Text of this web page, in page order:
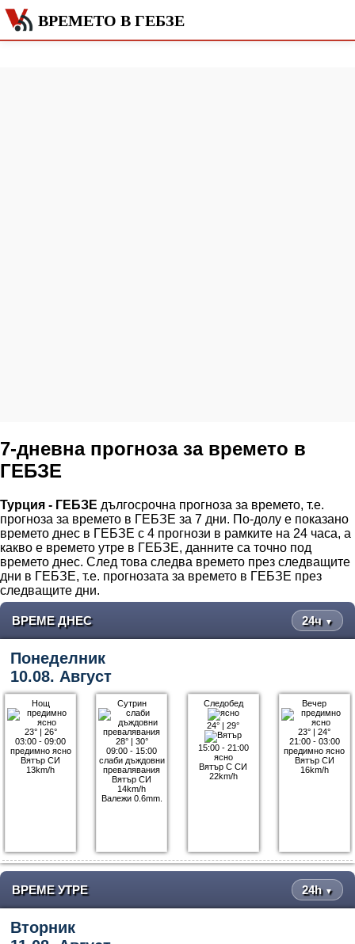
ВРЕМЕТО В ГЕБЗЕ
7-дневна прогноза за времето в
ГЕБЗЕ
Турция - ГЕБЗЕ дългосрочна прогноза за времето, т.е.
прогноза за времето в ГЕБЗЕ за 7 дни. По-долу е показано
времето днес в ГЕБЗЕ с 4 прогнози в рамките на 24 часа, а
какво е времето утре в ГЕБЗЕ, данните са точно под
времето днес. След това следва времето през следващите
дни в ГЕБЗЕ, т.е. прогнозата за времето в ГЕБЗЕ през
следващите дни.
ВРЕМЕ ДНЕС 24ч ▼
Понеделник
10.08. Август
Нощ
23°| 26°
03:00 - 09:00
предимно ясно
Вятър СИ
13km/h
Сутрин
28°| 30°
09:00 - 15:00
слаби дъждовни
превалявания
Вятър СИ
14km/h
Валежи 0.6mm.
Следобед
24° |29°
15:00 - 21:00
ясно
Вятър С СИ
22km/h
Вечер
23° |24°
21:00 - 03:00
предимно ясно
Вятър СИ
16km/h
ВРЕМЕ УТРЕ 24h ▼
Вторник